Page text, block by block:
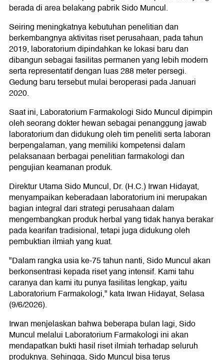
berada di area belakang pabrik Sido Muncul.
Seiring meningkatnya kebutuhan penelitian dan
berkembangnya aktivitas riset perusahaan, pada tahun
2019, laboratorium dipindahkan ke lokasi baru dan
dibangun sebagai fasilitas permanen yang lebih modern
serta representatif dengan luas 288 meter persegi.
Gedung baru tersebut mulai beroperasi pada Januari
2020.
Saat ini, Laboratorium Farmakologi Sido Muncul dipimpin
oleh seorang dokter hewan sebagai penanggung jawab
laboratorium dan didukung oleh tim peneliti serta laboran
berpengalaman, yang memiliki kompetensi dalam
pelaksanaan berbagai penelitian farmakologi dan
pengujian keamanan produk.
Direktur Utama Sido Muncul, Dr. (H.C.) Irwan Hidayat,
menyampaikan keberadaan laboratorium ini merupakan
bagian integral dari strategi perusahaan dalam
mengembangkan produk herbal yang tidak hanya berakar
pada kearifan tradisional, tetapi juga didukung oleh
pembuktian ilmiah yang kuat.
"Dalam rangka usia ke-75 tahun nanti, Sido Muncul akan
berkonsentrasi kepada riset yang intensif. Kami tahu
caranya dan kami itu punya fasilitas lengkap, yaitu
Laboratorium Farmakologi," kata Irwan Hidayat, Selasa
(9/6/2026).
Irwan menjelaskan bahwa beberapa bulan lagi, Sido
Muncul melalui Laboratorium Farmakologi ini akan
mendapatkan bukti hasil riset ilmiah terhadap seluruh
produknya. Sehingga, Sido Muncul bisa terus